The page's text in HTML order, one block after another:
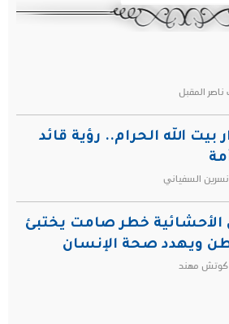
المقبل
بيت الله الحرام.. رؤية قائد
السفياني
الأحشائية خطر صامت يختبئ
ويهدد صحة الإنسان
كوتش مهند